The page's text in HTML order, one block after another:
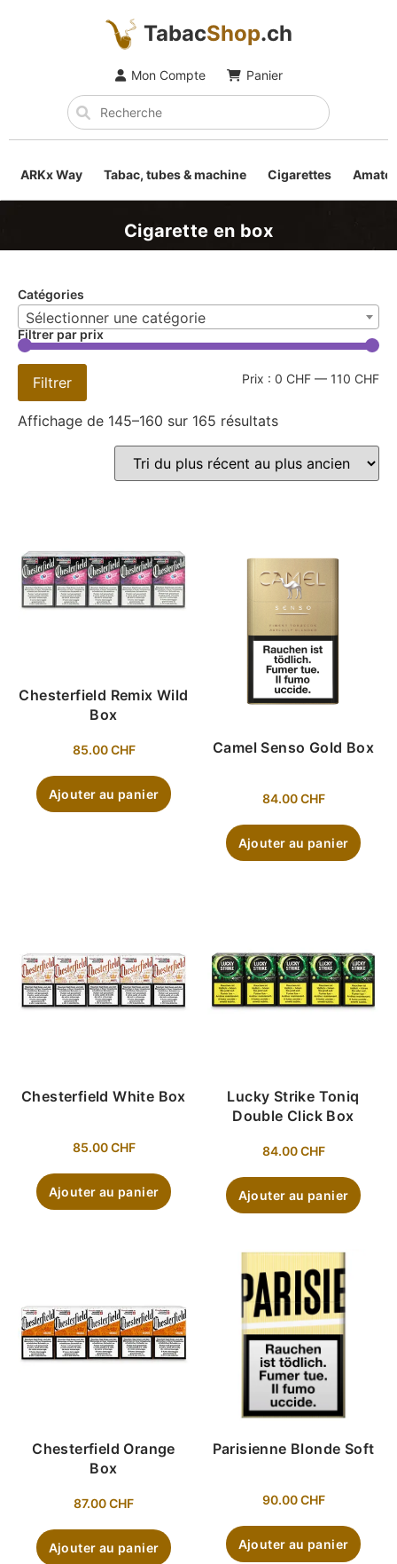
TabacShop.ch
Mon Compte Panier
ARKx Way Tabac, tubes & machine Cigarettes
Cigarette en box
Catégories
Sélectionner une catégorie
Filtrer par prix
Filtrer Prix : 0 CHF — 110 CHF
Affichage de 145–160 sur 165 résultats
Chesterfield Remix Wild
Box
85.00CHF
Ajouter au panier
Camel Senso Gold Box
84.00CHF
Ajouter au panier
Chesterfield White Box
85.00CHF
Ajouter au panier
Lucky Strike Toniq
Double Click Box
84.00CHF
Ajouter au panier
Chesterfield Orange
Box
87.00CHF
Ajouter au panier
Parisienne Blonde Soft
90.00CHF
Ajouter au panier